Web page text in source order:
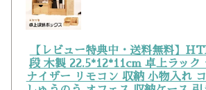
【レビュー特典中・送料無料】
段 木製 22.5*12*11cm 卓上ラック
ナイザー リモコン 収納 小物入れ